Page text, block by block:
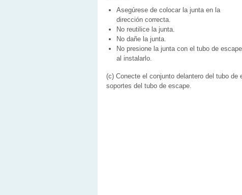
Asegúrese de colocar la junta en la
dirección correcta.
No reutilice la junta.
No dañe la junta.
No presione la junta con el tubo de escape
al instalarlo.
(c) Conecte el conjunto delantero del tubo
soportes del tubo de escape.